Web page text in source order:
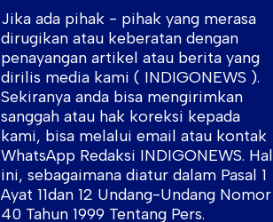
Jika ada pihak - pihak yang merasa
dirugikan atau keberatan dengan
penayangan artikel atau berita yang
dirilis media kami ( INDIGONEWS ).
Sekiranya anda bisa mengirimkan
sanggah atau hak koreksi kepada
kami, bisa melalui email atau kontak
WhatsApp Redaksi INDIGONEWS. Hal
ini, sebagaimana diatur dalam Pasal 1
Ayat 11dan 12 Undang-Undang Nomor
40 Tahun 1999 Tentang Pers.